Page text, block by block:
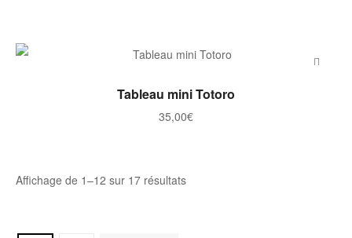
AJOUTER AU PANIER
Tableau mini Totoro
35,00€
Affichage de 1–12 sur 17 résultatsTrié